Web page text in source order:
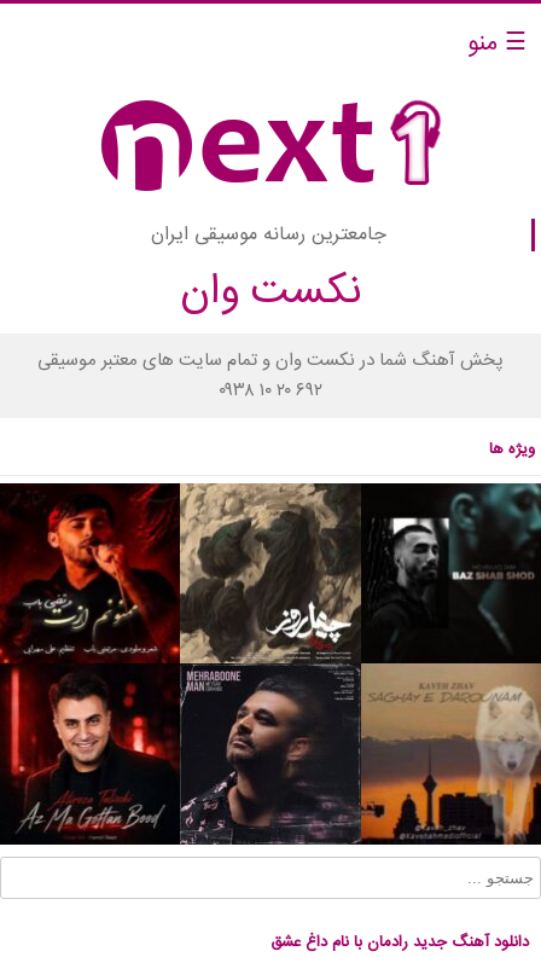
☰ منو
جامعترین رسانه موسیقی ایران
نکست وان
پخش آهنگ شما در نکست وان و تمام سایت های معتبر موسیقی
۰۹۳۸ ۱۰ ۲۰ ۶۹۲
ویژه ها
دانلود آهنگ جدید رادمان با نام داغ عشق